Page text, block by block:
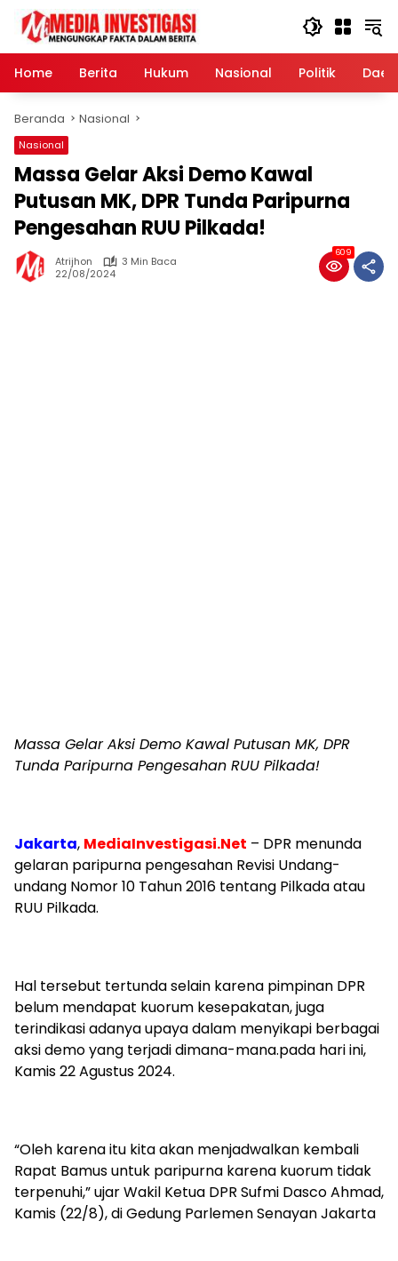
Langsung
konten
Home
Berita Hukum Nasional Politik
Beranda Nasional
Nasional
Massa Gelar Aksi Demo Kawal
Putusan MK, DPR Tunda Paripurna
Pengesahan RUU Pilkada!
Atrijhon
3 Min Baca
22/08/2024
609
Massa Gelar Aksi Demo Kawal Putusan MK, DPR
Tunda Paripurna Pengesahan RUU Pilkada!
Jakarta, MediaInvestigasi.Net – DPR menunda
gelaran paripurna pengesahan Revisi Undang-
undang Nomor 10 Tahun 2016 tentang Pilkada atau
RUU Pilkada.
Hal tersebut tertunda selain karena pimpinan DPR
belum mendapat kuorum kesepakatan, juga
terindikasi adanya upaya dalam menyikapi berbagai
aksi demo yang terjadi dimana-mana.pada hari ini,
Kamis 22 Agustus 2024.
“Oleh karena itu kita akan menjadwalkan kembali
Rapat Bamus untuk paripurna karena kuorum tidak
terpenuhi,” ujar Wakil Ketua DPR Sufmi Dasco Ahmad,
Kamis (22/8), di Gedung Parlemen Senayan Jakarta